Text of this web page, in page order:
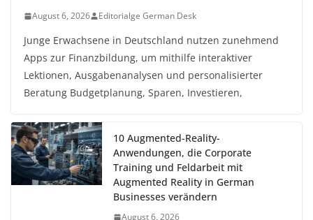
August 6, 2026 Editorialge German Desk
Junge Erwachsene in Deutschland nutzen zunehmend
Apps zur Finanzbildung, um mithilfe interaktiver
Lektionen, Ausgabenanalysen und personalisierter
Beratung Budgetplanung, Sparen, Investieren,
10 Augmented-Reality-
Anwendungen, die Corporate
Training und Feldarbeit mit
Augmented Reality in German
Businesses verändern
August 6, 2026